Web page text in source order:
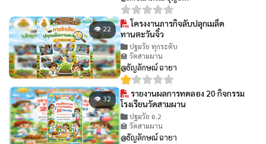
👁 22
โครงงานภารกิจลับปลุกเมล็ด
ทานตะวันจิ๋ว
ปฐมวัย ทุกระดับ
🏫 วัดสามผาน
@ธัญลักษณ์ ฉายา
👁 32
รายงานผลการทดลอง 20 กิจกรรม
โรงเรียนวัดสามผาน
ปฐมวัย อ.2
🏫 วัดสามผาน
@ธัญลักษณ์ ฉายา